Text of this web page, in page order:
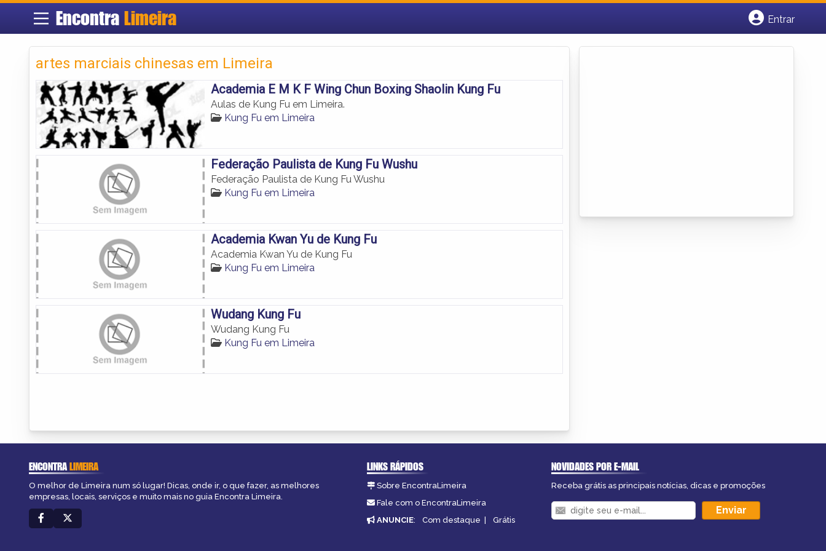
Encontra Limeira
Entrar
artes marciais chinesas em Limeira
Academia E M K F Wing Chun Boxing Shaolin Kung Fu
Aulas de Kung Fu em Limeira.
Kung Fu em Limeira
Federação Paulista de Kung Fu Wushu
Federação Paulista de Kung Fu Wushu
Kung Fu em Limeira
Academia Kwan Yu de Kung Fu
Academia Kwan Yu de Kung Fu
Kung Fu em Limeira
Wudang Kung Fu
Wudang Kung Fu
Kung Fu em Limeira
ENCONTRALIMEIRA
O melhor de Limeira num só lugar! Dicas, onde ir, o que fazer, as melhores
empresas, locais, serviços e muito mais no guia Encontra Limeira.
LINKS RÁPIDOS
Sobre EncontraLimeira
Fale com o EncontraLimeira
ANUNCIE: Com destaque | Grátis
NOVIDADES POR E-MAIL
Receba grátis as principais notícias, dicas e promoções